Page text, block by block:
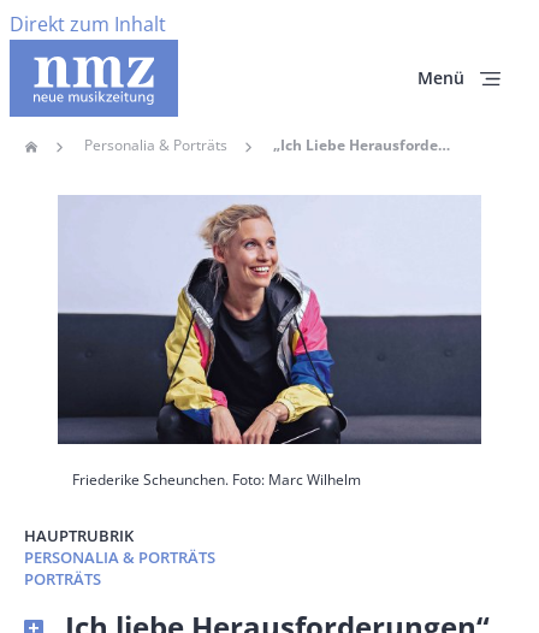
Direkt zum Inhalt
Menü
Home Personalia & Porträts „Ich Liebe Herausforderungen“
Friederike Scheunchen. Foto: Marc Wilhelm
HAUPTRUBRIK
PERSONALIA & PORTRÄTS
PORTRÄTS
Banner